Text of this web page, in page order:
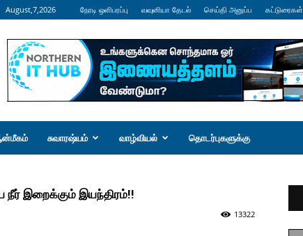
August,7,2026 நேரடி ஒளிபரப்பு வவுனியா தேடல் செய்தி அனுப்ப கட்டுரைகள்
சுவாரஷ்யம் வாழ்வியல் தொடர்புகளுக்கு
நீர் இறைக்கும் இயந்திரம்!!
13322